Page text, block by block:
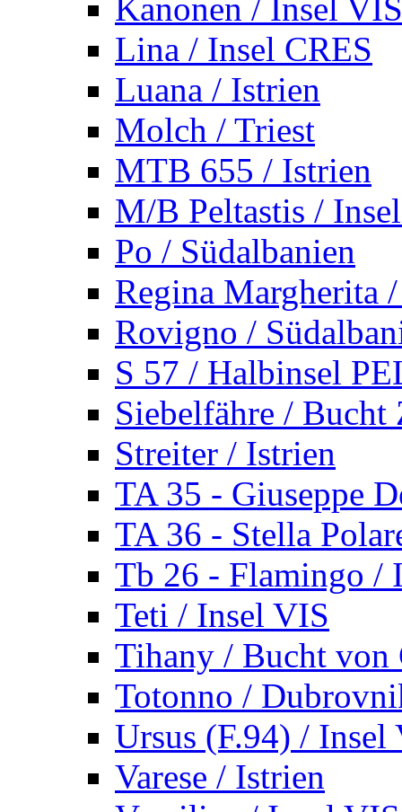
Kanonen / Insel VIS
Lina / Insel CRES
Luana / Istrien
Molch / Triest
MTB 655 / Istrien
M/B Peltastis /
Po / Südalbanien
Regina Margherita
Rovigno /
S 57 / Halbinsel
Siebelfähre / Bucht
Streiter / Istrien
TA 35 - Giuseppe
TA 36 - Stella
Tb 26 - Flamingo /
Teti / Insel VIS
Tihany / Bucht von
Totonno /
Ursus (F.94) / Insel
Varese / Istrien